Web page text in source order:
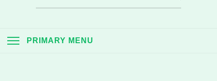
untuk:
PRIMARY MENU